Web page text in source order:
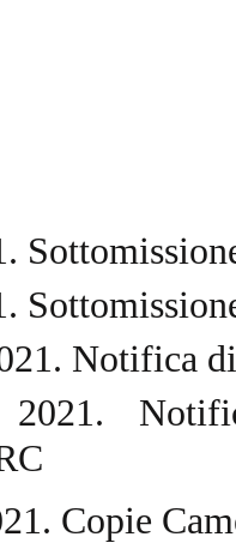
Notifica
2021. N
Copie